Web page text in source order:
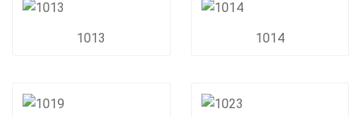
1013 1014